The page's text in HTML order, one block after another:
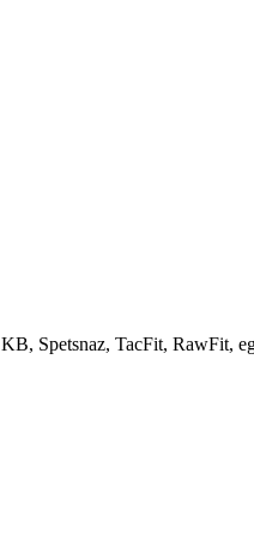
Spetsnaz, TacFit, RawFit,